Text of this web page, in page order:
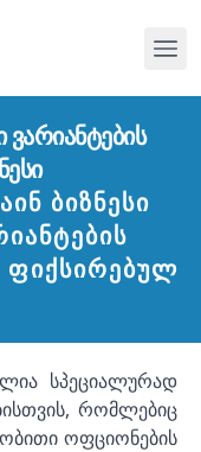
Ბიზნესი
Ფიქსირებულ
სპეციალურად
რომლებიც
ოფციონების